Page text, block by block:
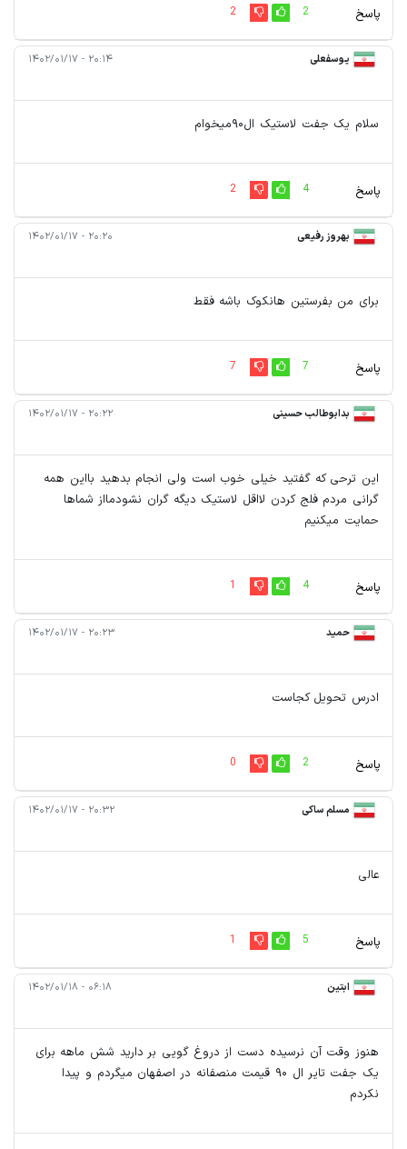
پاسخ 2
2
یوسفعلی ۲۰:۱۴ - ۱۴۰۲/۰۱/۱۷
سلام یک جفت لاستیک ال۹۰میخوام
پاسخ 4
2
بهروز رفیعی ۲۰:۲۰ - ۱۴۰۲/۰۱/۱۷
برای من بفرستین هانکوک باشه فقط
پاسخ 7
7
بدابوطالب حسینی ۲۰:۲۲ - ۱۴۰۲/۰۱/۱۷
این ترحی که گفتید خیلی خوب است ولی انجام بدهید بااین همه
گرانی مردم فلج کردن لااقل لاستیک دیگه گران نشودمااز شماها
حمایت میکنیم
پاسخ 4
1
حمید ۲۰:۲۳ - ۱۴۰۲/۰۱/۱۷
ادرس تحویل کجاست
پاسخ 2
0
مسلم ساکی ۲۰:۳۲ - ۱۴۰۲/۰۱/۱۷
عالی
پاسخ 5
1
ابتین ۰۶:۱۸ - ۱۴۰۲/۰۱/۱۸
هنوز وقت آن نرسیده دست از دروغ گویی بر دارید شش ماهه برای
یک جفت تایر ال ۹۰ قیمت منصفانه در اصفهان میگردم و پیدا
نکردم